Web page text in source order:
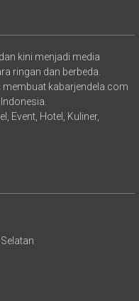
kini menjadi media
ringan dan berbeda.
kabarjendela.com
Event, Hotel, Kuliner,